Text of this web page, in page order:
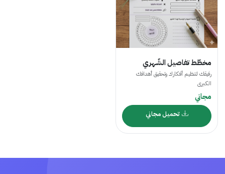
مخطّط تفاصيل الشّهري
رفيقك لتنظيم أفكارك وتحقيق أهدافك
الكبرى
مجاني
تحميل مجاني